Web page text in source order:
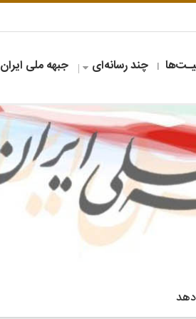
چند رسانه‌ای جبهه ملی ایران